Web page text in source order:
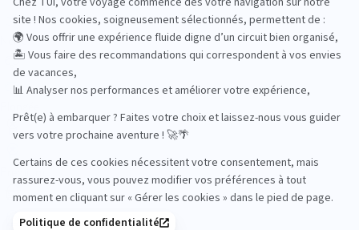
Neige